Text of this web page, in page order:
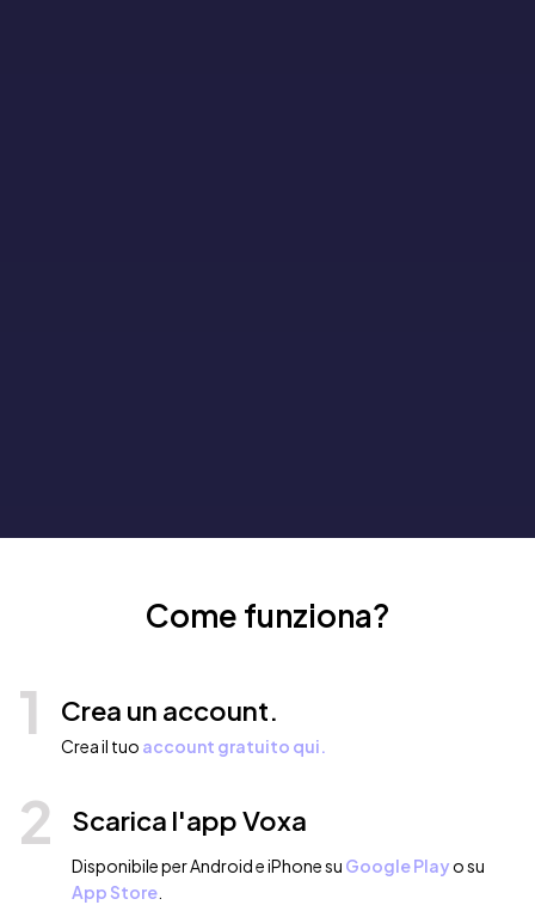
Come funziona?
1 Crea un account.
Crea il tuo account gratuito qui.
2 Scarica l'app Voxa
Disponibile per Android e iPhone su Google Playo su
App Store